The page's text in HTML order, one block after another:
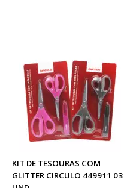
KIT DE TESOURAS COM
GLITTER CIRCULO 449911 03